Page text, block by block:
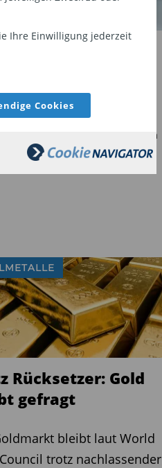
Ihre Einwilligung jederzeit
Cookies
sich seit Jahren intensiv mit
Mehr
zum Autor finden Sie am
Artikels.
Rücksetzer: Gold
gefragt
bleibt laut World
trotz nachlassender